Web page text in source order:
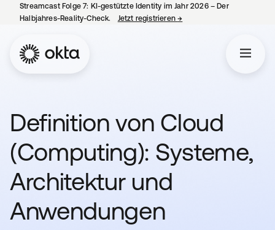
Streamcast Folge 7: KI-gestützte Identity im Jahr 2026 – Der
Halbjahres-Reality-Check.
Jetzt registrieren→
Definition von Cloud
(Computing): Systeme,
Architektur und
Anwendungen